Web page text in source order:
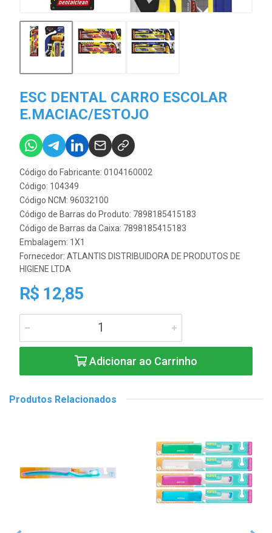
ESC DENTAL CARRO ESCOLAR
E.MACIAC/ESTOJO
Código do Fabricante: 0104160002
Código: 104349
Código NCM: 96032100
Código de Barras do Produto: 7898185415183
Código de Barras da Caixa: 7898185415183
Embalagem: 1X1
Fornecedor: ATLANTIS DISTRIBUIDORA DE PRODUTOS DE
HIGIENE LTDA
R$ 12,85
Adicionar ao Carrinho
Produtos Relacionados